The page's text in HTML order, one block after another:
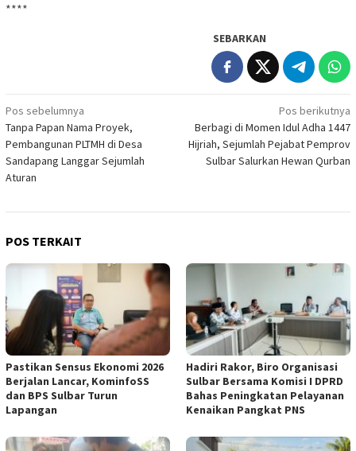
****
SEBARKAN
Navigasi
pos
Pos sebelumnya
Tanpa Papan Nama Proyek,
Pembangunan PLTMH di Desa
Sandapang Langgar Sejumlah
Aturan
Pos berikutnya
Berbagi di Momen Idul Adha 1447
Hijriah, Sejumlah Pejabat Pemprov
Sulbar Salurkan Hewan Qurban
POS TERKAIT
Pastikan Sensus Ekonomi 2026
Berjalan Lancar, KominfoSS
dan BPS Sulbar Turun
Lapangan
Hadiri Rakor, Biro Organisasi
Sulbar Bersama Komisi I DPRD
Bahas Peningkatan Pelayanan
Kenaikan Pangkat PNS